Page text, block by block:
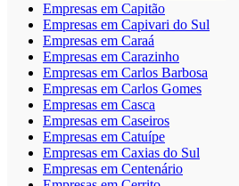
Empresas em Capitão
Empresas em Capivari do Sul
Empresas em Caraá
Empresas em Carazinho
Empresas em Carlos Barbosa
Empresas em Carlos Gomes
Empresas em Casca
Empresas em Caseiros
Empresas em Catuípe
Empresas em Caxias do Sul
Empresas em Centenário